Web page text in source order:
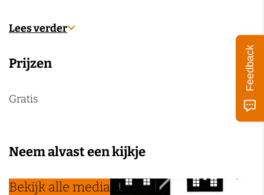
n
Lees verder
Prijzen
Gratis
Neem alvast een kijkje
Bekijk alle media
Feedback